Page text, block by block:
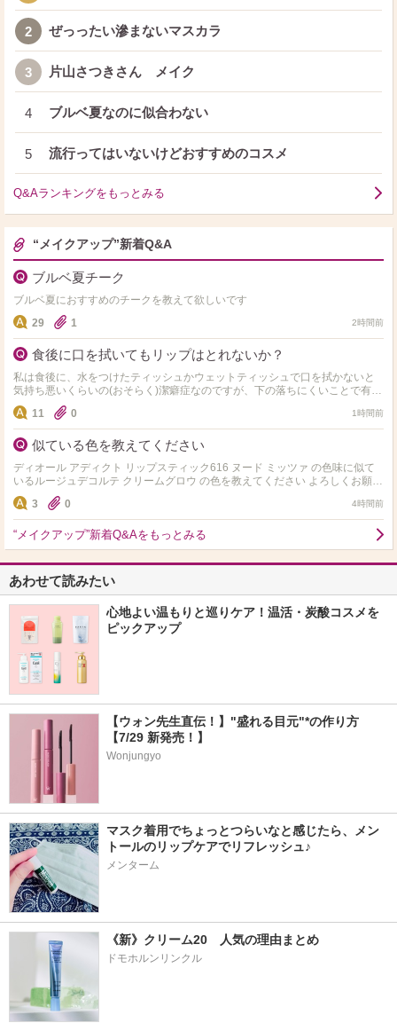
2 ぜっったい滲まないマスカラ
3 片山さつきさん メイク
4 ブルベ夏なのに似合わない
5 流行ってはいないけどおすすめのコスメ
Q&Aランキングをもっとみる
“メイクアップ”新着Q&A
ブルベ夏チーク
ブルベ夏におすすめのチークを教えて欲しいです
29
1 2時間前
食後に口を拭いてもリップはとれないか？
私は食後に、水をつけたティッシュかウェットティッシュで口を拭かないと
気持ち悪いくらいの(おそらく)潔癖症なのですが、下の落ちにくいことで有名
なティントを塗って食事をしてから口を濡れたものでガッと拭…
11 0 1時間前
似ている色を教えてください
ディオール アディクト リップスティック616 ヌード ミッツァ の色味に似て
いるルージュデコルテ クリームグロウ の色を教えてください よろしくお願い
します！
3 0 4時間前
“メイクアップ”新着Q&Aをもっとみる
あわせて読みたい
心地よい温もりと巡りケア！温活・炭酸コスメを
ピックアップ
【ウォン先生直伝！】"盛れる目元"*の作り方
【7/29 新発売！】
Wonjungyo
マスク着用でちょっとつらいなと感じたら、メン
トールのリップケアでリフレッシュ♪
メンターム
《新》クリーム20　人気の理由まとめ
ドモホルンリンクル